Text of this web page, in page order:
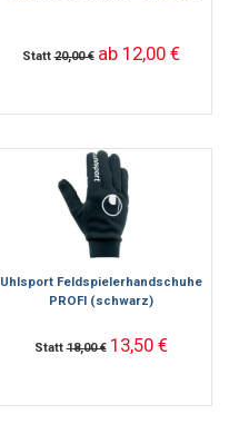
Statt20,00 € ab 12,00 €
Uhlsport Feldspielerhandschuhe
PROFI (schwarz)
Statt18,00 € 13,50 €